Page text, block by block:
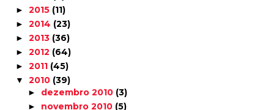
► 2015 (11)
► 2014 (23)
► 2013 (36)
► 2012 (64)
► 2011 (45)
▼ 2010 (39)
► dezembro 2010 (3)
► novembro 2010 (5)